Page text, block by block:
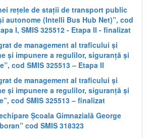
rețele de stații de transport public
autonome (Intelli Bus Hub Net)”, cod
I, SMIS 325512 - Etapa II - finalizat
de management al traficului și
și impunere a regulilor, siguranță și
cod SMIS 325513 – Etapa II
de management al traficului și
și impunere a regulilor, siguranță și
cod SMIS 325513 – finalizat
Școala Gimnazială George
cod SMIS 318323